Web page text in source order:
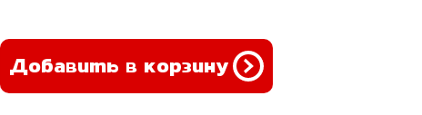
Добавить в корзину